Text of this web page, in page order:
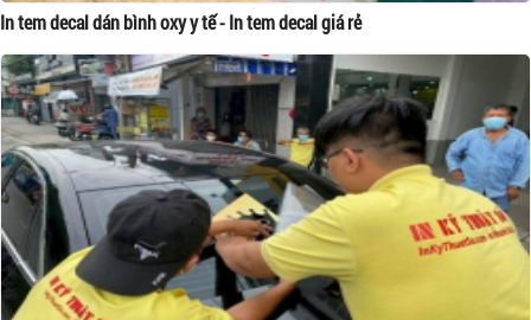
In tem decal dán bình oxy y tế - In tem decal giá rẻ